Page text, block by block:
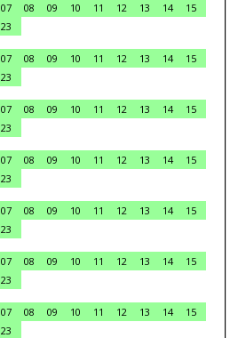
07 08 09 10 11 12 13 14
15
23
07 08 09 10 11 12 13 14
15
23
07 08 09 10 11 12 13 14
15
23
07 08 09 10 11 12 13 14
15
23
07 08 09 10 11 12 13 14
15
23
07 08 09 10 11 12 13 14
15
23
07 08 09 10 11 12 13 14
15
23